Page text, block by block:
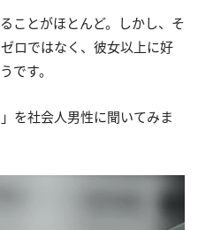
ことがほとんど。しかし、そ
ロではなく、彼女以上に好
です。
を社会人男性に聞いてみま